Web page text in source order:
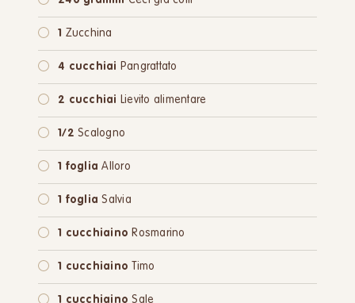
1 Zucchina
4 cucchiai Pangrattato
2 cucchiai Lievito alimentare
1/2 Scalogno
1 foglia Alloro
1 foglia Salvia
1 cucchiaino Rosmarino
1 cucchiaino Timo
1 cucchiaino Sale